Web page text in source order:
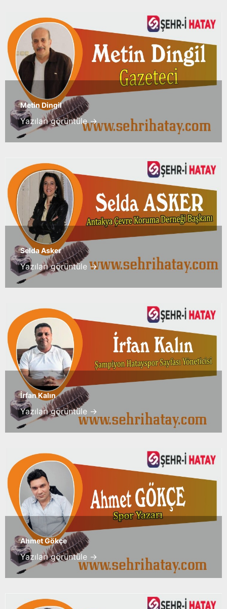
Metin Dingil
Yazıları görüntüle →
Selda Asker
Yazıları görüntüle →
İrfan Kalın
Yazıları görüntüle →
Ahmet Gökçe
Yazıları görüntüle →